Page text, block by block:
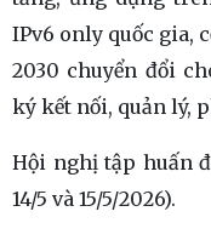
IPv6 only quốc gia,
2030 chuyển đổi
ký kết nối, quản lý,
Hội nghị tập huấn
14/5 và 15/5/2026).